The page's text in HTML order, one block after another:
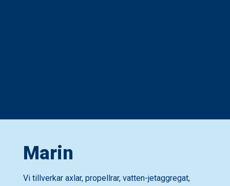
Marin
Vi tillverkar axlar, propellrar, vatten-jetaggregat,